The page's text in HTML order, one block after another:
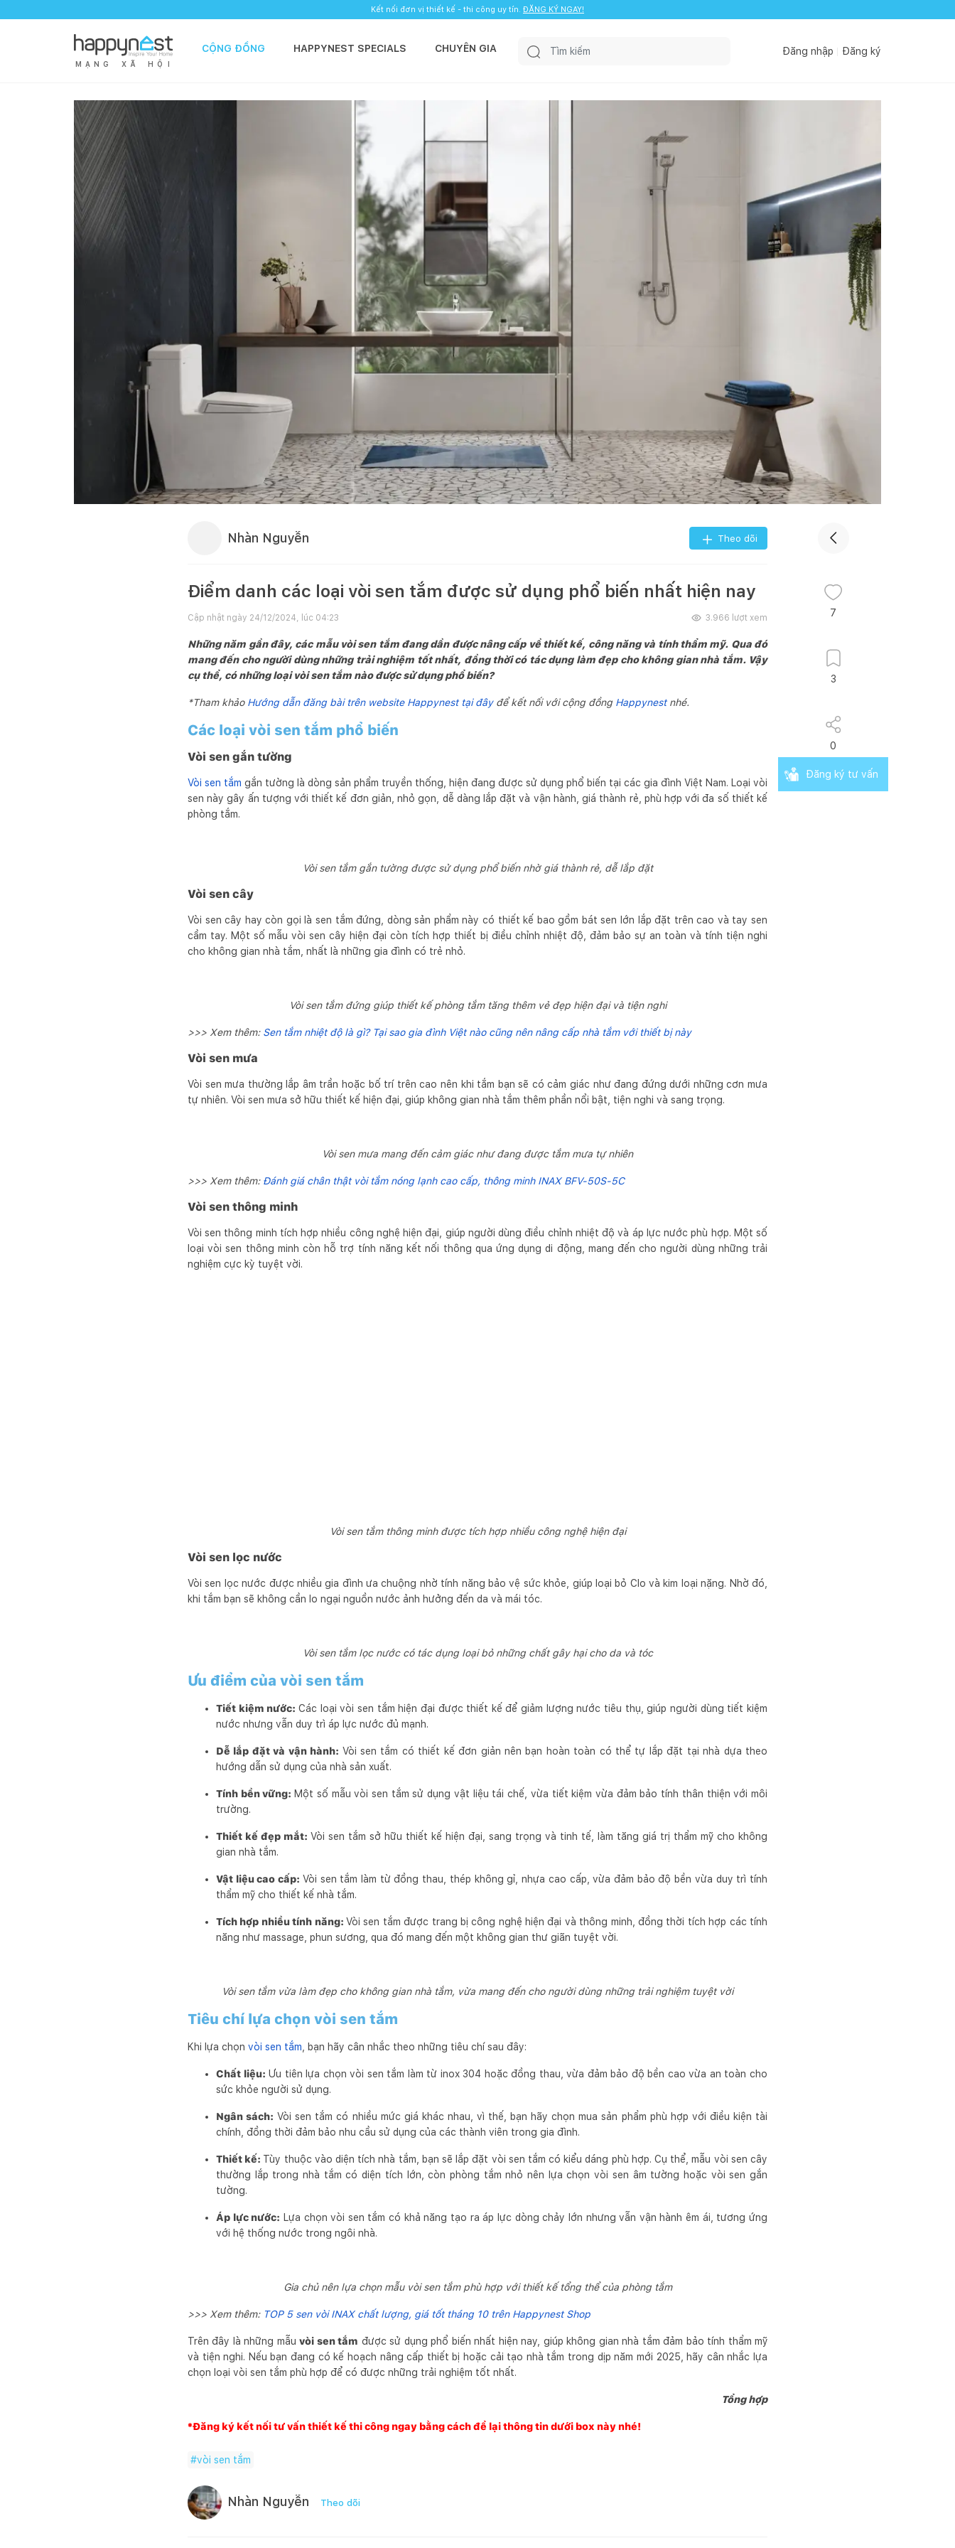
Kết nối đơn vị thiết kế - thi công uy tín. ĐĂNG KÝ NGAY!
M Ạ N G X Ã H Ộ I
CỘNG ĐỒNG HAPPYNEST SPECIALS CHUYÊN GIA Đăng nhập Đăng ký
Nhàn Nguyễn Theo dõi
Điểm danh các loại vòi sen tắm được sử dụng phổ biến nhất hiện nay
Cập nhật ngày 24/12/2024, lúc 04:23 3.966 lượt xem
Những năm gần đây, các mẫu vòi sen tắm đang dần được nâng cấp về thiết kế, công năng và tính thẩm mỹ. Qua đó
mang đến cho người dùng những trải nghiệm tốt nhất, đồng thời có tác dụng làm đẹp cho không gian nhà tắm. Vậy
cụ thể, có những loại vòi sen tắm nào được sử dụng phổ biến?
*Tham khảo Hướng dẫn đăng bài trên website Happynest tại đâyđể kết nối với cộng đồng Happynestnhé.
Các loại vòi sen tắm phổ biến
Vòi sen gắn tường
Vòi sen tắm gắn tường là dòng sản phẩm truyền thống, hiện đang được sử dụng phổ biến tại các gia đình Việt Nam. Loại vòi
sen này gây ấn tượng với thiết kế đơn giản, nhỏ gọn, dễ dàng lắp đặt và vận hành, giá thành rẻ, phù hợp với đa số thiết kế
phòng tắm.
Vòi sen tắm gắn tường được sử dụng phổ biến nhờ giá thành rẻ, dễ lắp đặt
Vòi sen cây
Vòi sen cây hay còn gọi là sen tắm đứng, dòng sản phẩm này có thiết kế bao gồm bát sen lớn lắp đặt trên cao và tay sen
cầm tay. Một số mẫu vòi sen cây hiện đại còn tích hợp thiết bị điều chỉnh nhiệt độ, đảm bảo sự an toàn và tính tiện nghi
cho không gian nhà tắm, nhất là những gia đình có trẻ nhỏ.
Vòi sen tắm đứng giúp thiết kế phòng tắm tăng thêm vẻ đẹp hiện đại và tiện nghi
>>> Xem thêm: Sen tắm nhiệt độ là gì? Tại sao gia đình Việt nào cũng nên nâng cấp nhà tắm với thiết bị này
Vòi sen mưa
Vòi sen mưa thường lắp âm trần hoặc bố trí trên cao nên khi tắm bạn sẽ có cảm giác như đang đứng dưới những cơn mưa
tự nhiên. Vòi sen mưa sở hữu thiết kế hiện đại, giúp không gian nhà tắm thêm phần nổi bật, tiện nghi và sang trọng.
Vòi sen mưa mang đến cảm giác như đang được tắm mưa tự nhiên
>>> Xem thêm: Đánh giá chân thật vòi tắm nóng lạnh cao cấp, thông minh INAX BFV-50S-5C
Vòi sen thông minh
Vòi sen thông minh tích hợp nhiều công nghệ hiện đại, giúp người dùng điều chỉnh nhiệt độ và áp lực nước phù hợp. Một số
loại vòi sen thông minh còn hỗ trợ tính năng kết nối thông qua ứng dụng di động, mang đến cho người dùng những trải
nghiệm cực kỳ tuyệt vời.
Vòi sen tắm thông minh được tích hợp nhiều công nghệ hiện đại
Vòi sen lọc nước
Vòi sen lọc nước được nhiều gia đình ưa chuộng nhờ tính năng bảo vệ sức khỏe, giúp loại bỏ Clo và kim loại nặng. Nhờ đó,
khi tắm bạn sẽ không cần lo ngại nguồn nước ảnh hưởng đến da và mái tóc.
Vòi sen tắm lọc nước có tác dụng loại bỏ những chất gây hại cho da và tóc
Ưu điểm của vòi sen tắm
Tiết kiệm nước: Các loại vòi sen tắm hiện đại được thiết kế để giảm lượng nước tiêu thụ, giúp người dùng tiết kiệm
nước nhưng vẫn duy trì áp lực nước đủ mạnh.
Dễ lắp đặt và vận hành: Vòi sen tắm có thiết kế đơn giản nên bạn hoàn toàn có thể tự lắp đặt tại nhà dựa theo
hướng dẫn sử dụng của nhà sản xuất.
Tính bền vững: Một số mẫu vòi sen tắm sử dụng vật liệu tái chế, vừa tiết kiệm vừa đảm bảo tính thân thiện với môi
trường.
Thiết kế đẹp mắt: Vòi sen tắm sở hữu thiết kế hiện đại, sang trọng và tinh tế, làm tăng giá trị thẩm mỹ cho không
gian nhà tắm.
Vật liệu cao cấp: Vòi sen tắm làm từ đồng thau, thép không gỉ, nhựa cao cấp, vừa đảm bảo độ bền vừa duy trì tính
thẩm mỹ cho thiết kế nhà tắm.
Tích hợp nhiều tính năng: Vòi sen tắm được trang bị công nghệ hiện đại và thông minh, đồng thời tích hợp các tính
năng như massage, phun sương, qua đó mang đến một không gian thư giãn tuyệt vời.
Vòi sen tắm vừa làm đẹp cho không gian nhà tắm, vừa mang đến cho người dùng những trải nghiệm tuyệt vời
Tiêu chí lựa chọn vòi sen tắm
Khi lựa chọn vòi sen tắm , bạn hãy cân nhắc theo những tiêu chí sau đây:
Chất liệu: Ưu tiên lựa chọn vòi sen tắm làm từ inox 304 hoặc đồng thau, vừa đảm bảo độ bền cao vừa an toàn cho
sức khỏe người sử dụng.
Ngân sách: Vòi sen tắm có nhiều mức giá khác nhau, vì thế, bạn hãy chọn mua sản phẩm phù hợp với điều kiện tài
chính, đồng thời đảm bảo nhu cầu sử dụng của các thành viên trong gia đình.
Thiết kế: Tùy thuộc vào diện tích nhà tắm, bạn sẽ lắp đặt vòi sen tắm có kiểu dáng phù hợp. Cụ thể, mẫu vòi sen cây
thường lắp trong nhà tắm có diện tích lớn, còn phòng tắm nhỏ nên lựa chọn vòi sen âm tường hoặc vòi sen gắn
tường.
Áp lực nước: Lựa chọn vòi sen tắm có khả năng tạo ra áp lực dòng chảy lớn nhưng vẫn vận hành êm ái, tương ứng
với hệ thống nước trong ngôi nhà.
Gia chủ nên lựa chọn mẫu vòi sen tắm phù hợp với thiết kế tổng thể của phòng tắm
>>> Xem thêm: TOP 5 sen vòi INAX chất lượng, giá tốt tháng 10 trên Happynest Shop
Trên đây là những mẫuvòi sen tắm được sử dụng phổ biến nhất hiện nay, giúp không gian nhà tắm đảm bảo tính thẩm mỹ
và tiện nghi. Nếu bạn đang có kế hoạch nâng cấp thiết bị hoặc cải tạo nhà tắm trong dịp năm mới 2025, hãy cân nhắc lựa
chọn loại vòi sen tắm phù hợp để có được những trải nghiệm tốt nhất.
Tổng hợp
*Đăng ký kết nối tư vấn thiết kế thi công ngay bằng cách để lại thông tin dưới box này nhé!
#vòi sen tắm
Nhàn Nguyễn Theo dõi
7
3
0
Đăng ký tư vấn